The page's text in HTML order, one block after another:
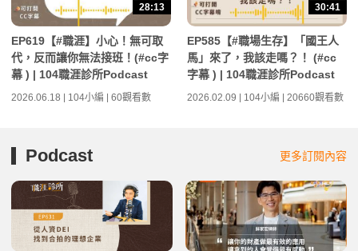
28:13
EP619【#職涯】小心！無可取
代，反而讓你無法接班！(#cc字
幕 ) | 104職涯診所Podcast
2026.06.18 | 104小編 | 60觀看數
30:41
EP585【#職場生存】「國王人
馬」來了，我該走嗎？！ (#cc
字幕 ) | 104職涯診所Podcast
2026.02.09 | 104小編 | 20660觀看數
Podcast 更多訂閱內容